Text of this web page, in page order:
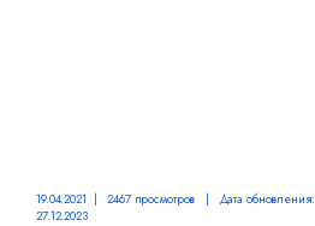
19.04.2021 | 2467 просмотров | Дата обновления:
27.12.2023